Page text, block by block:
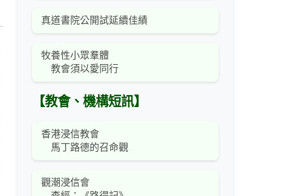
真道書院公開試延續佳績
牧養性小眾羣體
教會須以愛同行
【教會、機構短訊】
香港浸信教會
馬丁路德的召命觀
觀潮浸信會